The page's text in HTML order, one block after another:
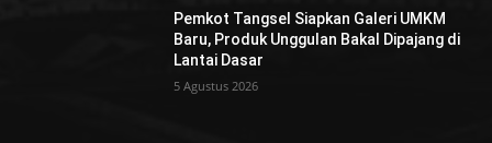
Pemkot Tangsel Siapkan Galeri UMKM
Baru, Produk Unggulan Bakal Dipajang di
Lantai Dasar
5 Agustus 2026